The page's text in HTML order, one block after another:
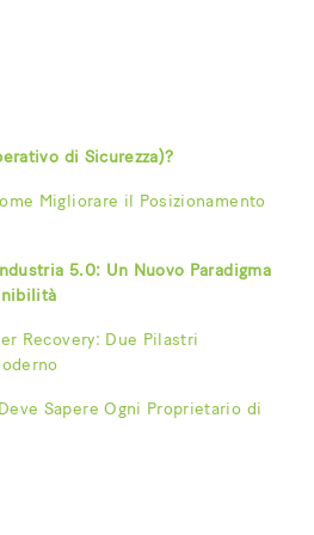
di Sicurezza)?
Migliorare il Posizionamento
5.0: Un Nuovo Paradigma
Recovery: Due Pilastri
Sapere Ogni Proprietario di